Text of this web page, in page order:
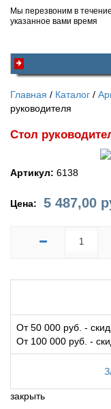
Мы перезвоним в
указанное вами время
Главная Каталог
руководителя
Стол
Артикул: 6138
Цена: 5 487,00
От 50 000 руб. -
От 100 000 руб. -
закрыть